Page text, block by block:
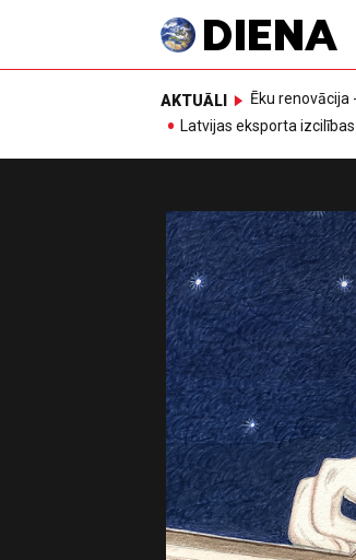
AKTUĀLI Ēku renovācija
Latvijas eksporta izcilības